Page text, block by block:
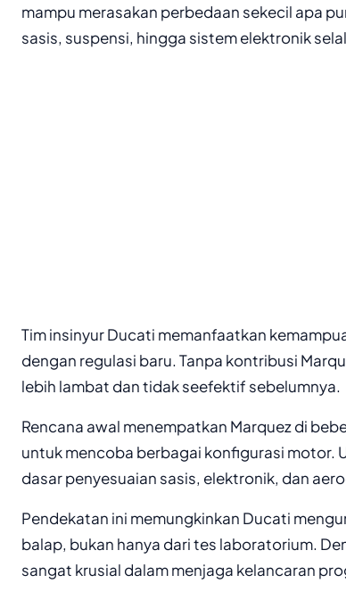
mampu merasakan perbedaan sekecil apa
sasis, suspensi, hingga sistem elektronik
Tim insinyur Ducati memanfaatkan
dengan regulasi baru. Tanpa kontribusi
lebih lambat dan tidak seefektif sebelumnya.
Rencana awal menempatkan Marquez di
untuk mencoba berbagai konfigurasi motor.
dasar penyesuaian sasis, elektronik, dan
Pendekatan ini memungkinkan Ducati
balap, bukan hanya dari tes laboratorium.
sangat krusial dalam menjaga kelancaran